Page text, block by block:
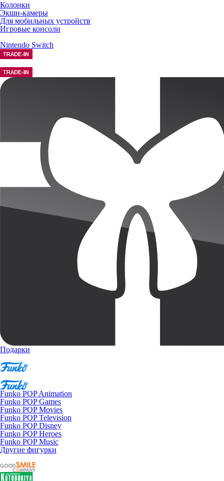
Колонки
Экшн-камеры
Для мобильных устройств
Игровые консоли
Nintendo Switch
Подарки
Funko POP Animation
Funko POP Games
Funko POP Movies
Funko POP Television
Funko POP Disney
Funko POP Heroes
Funko POP Music
Другие фигурки